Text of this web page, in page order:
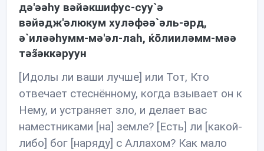
дə'əəhу вəйəкшифус-суу`ə
вəйəдж'əлюкум хулəфəə`əль-əрд,
ə`илəəhумм-мə'əл-лаh, ќōлиилəмм-мəə
тəз̃əккəруун
[Идолы ли ваши лучше] или Тот, Кто
отвечает стеснённому, когда взывает он к
Нему, и устраняет зло, и делает вас
наместниками [на] земле? [Есть] ли [какой-
либо] бог [наряду] с Аллахом? Как мало